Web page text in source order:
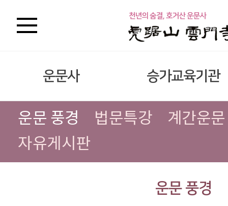
운문사 승가교육기관
운문 풍경 법문특강
계간운문
자유게시판
운문 풍경